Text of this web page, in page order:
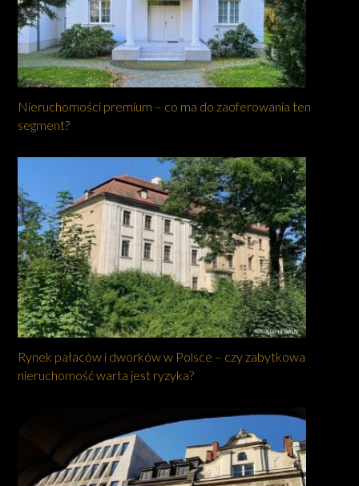
Nieruchomości premium – co ma do zaoferowania ten
segment?
Rynek pałaców i dworków w Polsce – czy zabytkowa
nieruchomość warta jest ryzyka?